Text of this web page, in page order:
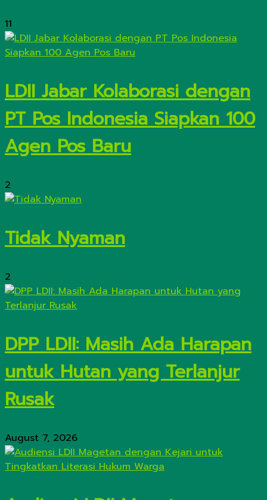
11
LDII Jabar Kolaborasi dengan
PT Pos Indonesia Siapkan 100
Agen Pos Baru
2
Tidak Nyaman
2
DPP LDII: Masih Ada Harapan
untuk Hutan yang Terlanjur
Rusak
August 7, 2026